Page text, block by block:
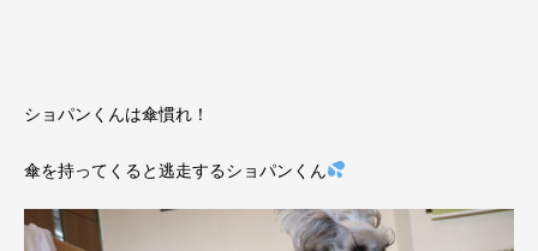
ショパンくんは傘慣れ！
傘を持ってくると逃走するショパンくん